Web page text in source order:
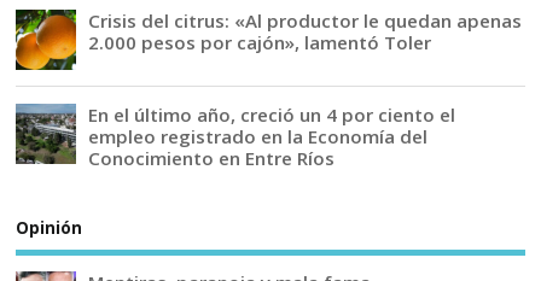
Crisis del citrus: «Al productor le quedan apenas
2.000 pesos por cajón», lamentó Toler
En el último año, creció un 4 por ciento el
empleo registrado en la Economía del
Conocimiento en Entre Ríos
Opinión